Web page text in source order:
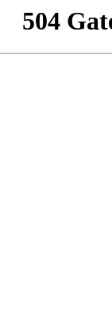
504